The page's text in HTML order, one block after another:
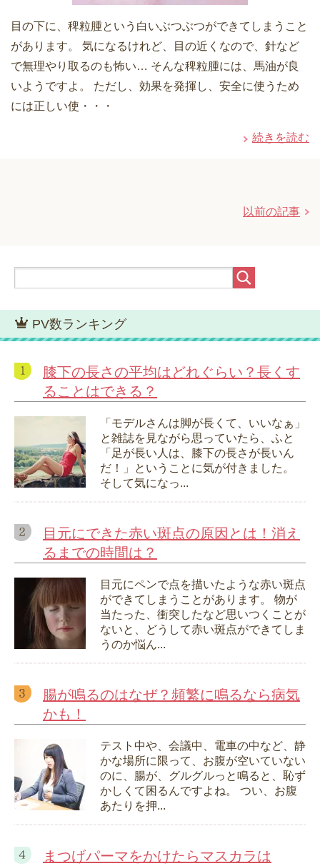
目の下に、稗粒腫という白いぶつぶつができてしまうこと
があります。 気になるけれど、目の近くなので、針など
で無理やり取るのも怖い… そんな稗粒腫には、馬油が良
いようですよ。 ただし、効果を発揮し、安全に使うため
には正しい使・・・
続きを読む
以前の記事
PV数ランキング
膝下の長さの平均はどれぐらい？長くす
ることはできる？
「モデルさんは脚が長くて、いいなぁ」
と雑誌を見ながら思っていたら、ふと
「足が長い人は、膝下の長さが長いん
だ！」ということに気が付きました。
そして気になっ...
目元にできた赤い斑点の原因とは！消え
るまでの時間は？
目元にペンで点を描いたような赤い斑点
ができてしまうことがあります。 物が
当たった、衝突したなど思いつくことが
ないと、どうして赤い斑点ができてしま
うのか悩ん...
腸が鳴るのはなぜ？頻繁に鳴るなら病気
かも！
テスト中や、会議中、電車の中など、静
かな場所に限って、お腹が空いていない
のに、腸が、グルグルっと鳴ると、恥ず
かしくて困るんですよね。 つい、お腹
あたりを押...
まつげパーマをかけたらマスカラは